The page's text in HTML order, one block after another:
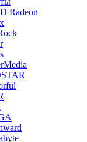
Radeon